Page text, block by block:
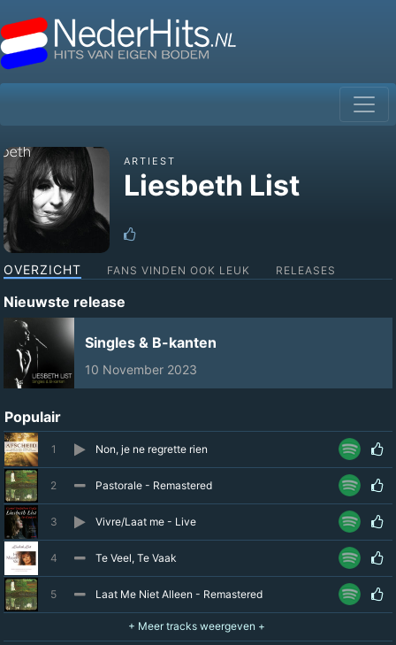
ARTIEST
Liesbeth List
OVERZICHT FANS VINDEN OOK LEUK RELEASES
Nieuwste release
Singles & B-kanten
10 November 2023
Populair
1 Non, je ne regrette rien
2 Pastorale - Remastered
3 Vivre/Laat me - Live
4 Te Veel, Te Vaak
5 Laat Me Niet Alleen - Remastered